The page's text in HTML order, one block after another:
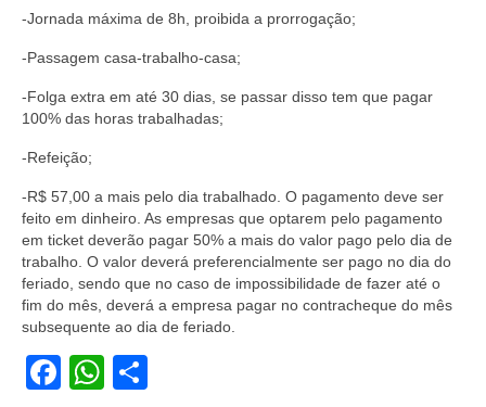
Vídeos
Editais
Links Úteis
Perguntas frequentes
EMPRESAS
Boletos
-Jornada máxima de 8h, proibida a prorrogação;
-Passagem casa-trabalho-casa;
-Folga extra em até 30 dias, se passar disso tem que pagar
100% das horas trabalhadas;
-Refeição;
-R$ 57,00 a mais pelo dia trabalhado. O pagamento deve ser
feito em dinheiro. As empresas que optarem pelo pagamento
em ticket deverão pagar 50% a mais do valor pago pelo dia de
trabalho. O valor deverá preferencialmente ser pago no dia do
feriado, sendo que no caso de impossibilidade de fazer até o
fim do mês, deverá a empresa pagar no contracheque do mês
subsequente ao dia de feriado.
Facebook
WhatsApp